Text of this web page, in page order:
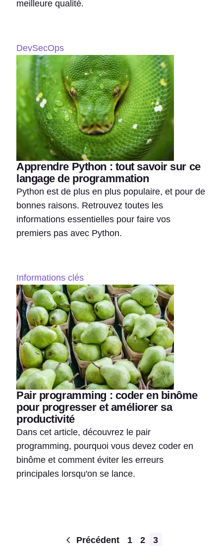
meilleure qualité.
DevSecOps
Apprendre Python : tout savoir sur ce
langage de programmation
Python est de plus en plus populaire, et pour de
bonnes raisons. Retrouvez toutes les
informations essentielles pour faire vos
premiers pas avec Python.
Informations clés
Pair programming : coder en binôme
pour progresser et améliorer sa
productivité
Dans cet article, découvrez le pair
programming, pourquoi vous devez coder en
binôme et comment éviter les erreurs
principales lorsqu'on se lance.
Pagination
Précédent 1 2 3